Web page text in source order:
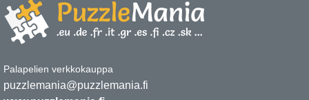
Palapelien verkkokauppa
puzzlemania@puzzlemania.fi